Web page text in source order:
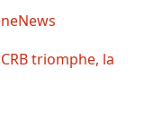
CRB triomphe, la